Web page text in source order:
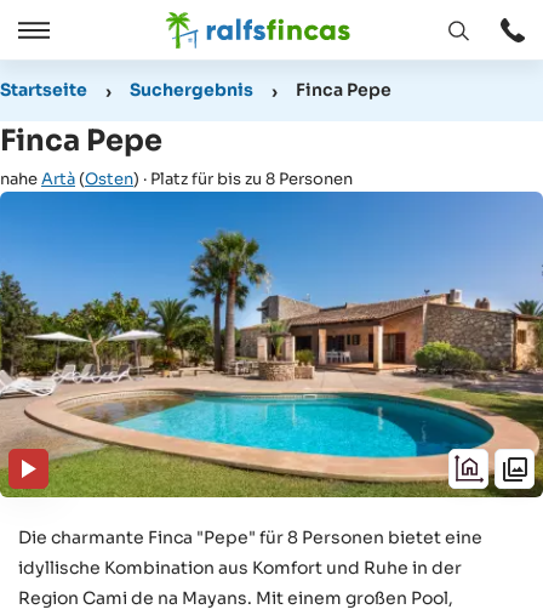
Öffnen
Schließen
Fenster
Startseite Suchergebnis Finca Pepe
Finca Pepe
naheArtà (Osten) · Platz für bis zu 8 Personen
Die charmante Finca "Pepe" für 8 Personen bietet eine
idyllische Kombination aus Komfort und Ruhe in der
Region Cami de na Mayans. Mit einem großen Pool,